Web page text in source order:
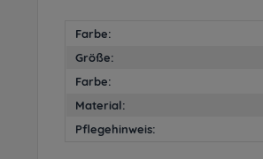
Farbe:
Größe:
Farbe:
Material:
Pflegehinweis: